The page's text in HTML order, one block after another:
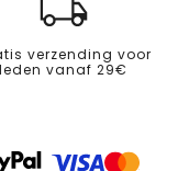
verzending voor
leden vanaf 29€